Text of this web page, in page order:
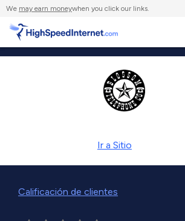
We may earn moneywhen you click our links.
Ir a Sitio
Calificación de clientes